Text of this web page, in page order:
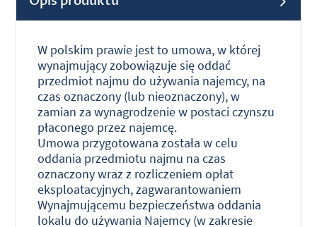
W polskim prawie jest to umowa,w której
wynajmujący zobowiązuje się oddać
przedmiot najmu do używania najemcy, na
czas oznaczony (lub nieoznaczony), w
zamian za wynagrodzenie w postaci czynszu
płaconego przez najemcę.
Umowa przygotowana została w celu
oddania przedmiotu najmu na czas
oznaczony wraz z rozliczeniem opłat
eksploatacyjnych, zagwarantowaniem
Wynajmującemu bezpieczeństwa oddania
lokalu do używania Najemcy (w zakresie